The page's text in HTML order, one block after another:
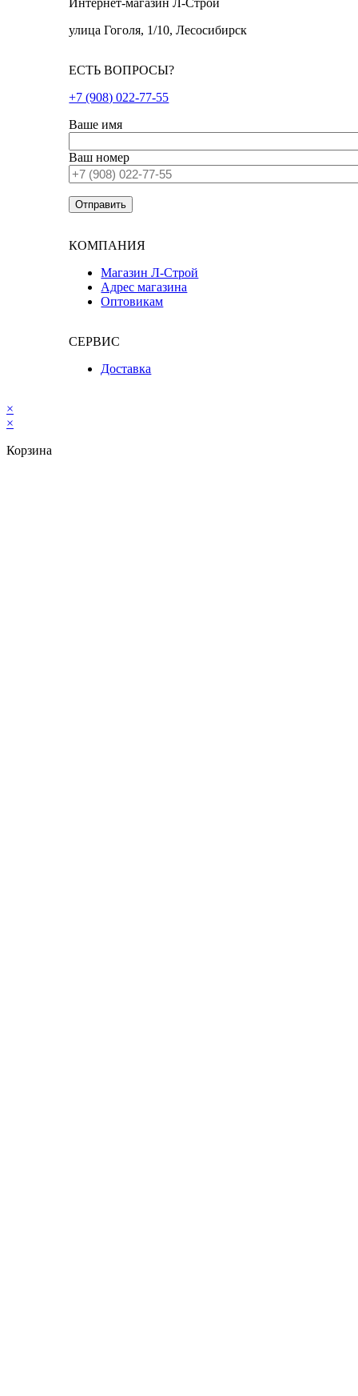
Интернет-магазин Л-Строй
улица Гоголя, 1/10, Лесосибирск
ЕСТЬ ВОПРОСЫ?
+7 (908) 022-77-55
Ваше имя
Ваш номер
КОМПАНИЯ
Магазин Л-Строй
Адрес магазина
Оптовикам
СЕРВИС
Доставка
×
×
Корзина